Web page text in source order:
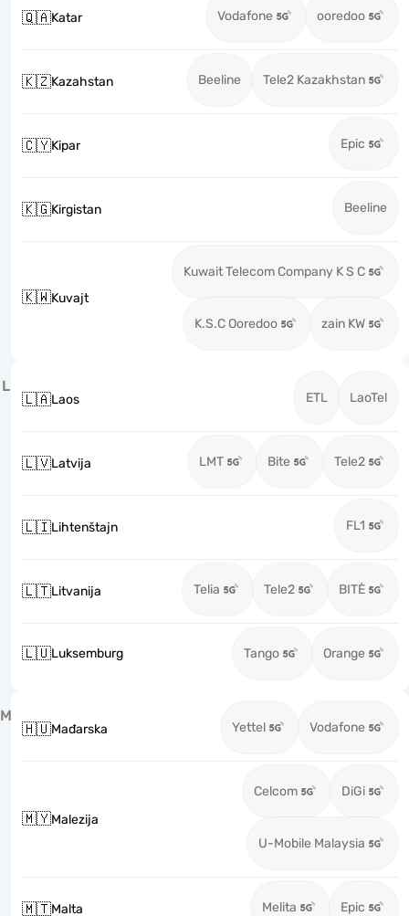
🇶🇦Katar Vodafone ooredoo
🇰🇿Kazahstan Beeline Tele2 Kazakhstan
🇨🇾Kipar Epic
🇰🇬Kirgistan Beeline
🇰🇼Kuvajt
Kuwait Telecom Company K S C
K.S.C Ooredoo zain KW
L
🇱🇦Laos ETL LaoTel
🇱🇻Latvija LMT Bite Tele2
🇱🇮Lihtenštajn FL1
🇱🇹Litvanija Telia Tele2 BITĖ
🇱🇺Luksemburg Tango Orange
M
🇭🇺Mađarska Yettel Vodafone
🇲🇾Malezija
Celcom DiGi
U-Mobile Malaysia
🇲🇹Malta Melita Epic